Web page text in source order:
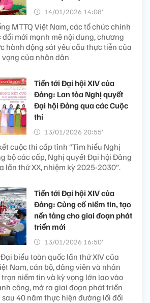
14/01/2026 14:08’
MTTQ Việt Nam, các tổ chức chính
mới mạnh mẽ nội dung, chương
hành động sát yêu cầu thực tiễn của
của nhân dân
Tiến tới Đại hội XIV của
Đảng: Lan tỏa Nghị quyết
Đại hội Đảng qua các Cuộc
thi
13/01/2026 20:55’
cuộc thi cấp tỉnh “Tìm hiểu Nghị
bộ các cấp, Nghị quyết Đại hội Đảng
lần thứ XX, nhiệm kỳ 2025-2030”.
Tiến tới Đại hội XIV của
Đảng: Củng cố niềm tin, tạo
nền tảng cho giai đoạn phát
triển mới
13/01/2026 16:50’
biểu toàn quốc lần thứ XIV của
Nam, cán bộ, đảng viên và nhân
niềm tin và kỳ vọng lớn lao vào
công, mở ra giai đoạn phát triển
40 năm thực hiện đường lối đổi